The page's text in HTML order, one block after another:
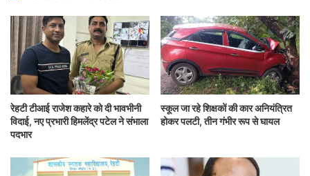
रेहटी टीआई राजेश कहारे को दी भावभीनी
विदाई, नए प्रभारी हिमलेंद्र पटेल ने संभाला
पदभार
स्कूल जा रहे शिक्षकों की कार अनियंत्रित
होकर पलटी, तीन गंभीर रूप से घायल